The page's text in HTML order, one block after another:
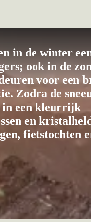
in de winter
ook in de
voor een
Zodra de
in een kleurrijk
en
fietstochten